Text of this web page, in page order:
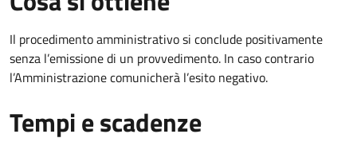
Il procedimento amministrativo si conclude positivamente
senza l’emissione di un provvedimento. In caso contrario
l’Amministrazione comunicherà l’esito negativo.
Tempi e scadenze